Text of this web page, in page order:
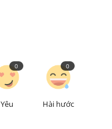
Yêu
0
Hài hước
0